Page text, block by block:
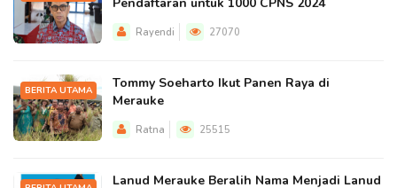
Rayendi 27070
BERITA UTAMA
Tommy Soeharto Ikut Panen Raya di
Merauke
Ratna 25515
Lanud Merauke Beralih Nama Menjadi Lanud